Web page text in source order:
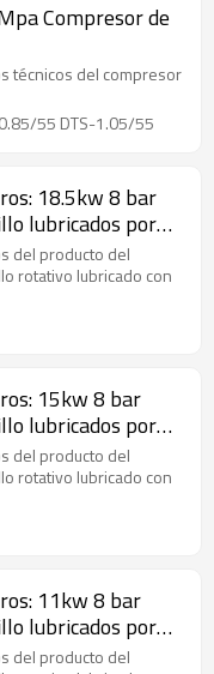
Compresor de
técnicos del compresor
modelo:DTS-0.75/55 DTS-0.85/55 DTS-1.05/55
18.5kw 8 bar
lubricados por
del producto del
rotativo lubricado con
15kw 8 bar
lubricados por
del producto del
rotativo lubricado con
11kw 8 bar
lubricados por
del producto del